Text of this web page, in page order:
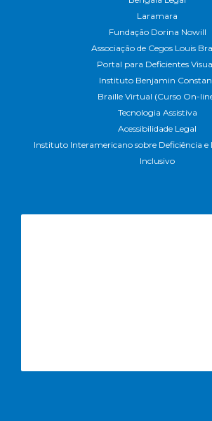
Laramara
Fundação Dorina Nowill
Associação de Cegos Louis
Portal para Deficientes
Instituto Benjamin
Braille Virtual (Curso On-
Tecnologia Assistiva
Acessibilidade Legal
Instituto Interamericano sobre Deficiência
Inclusivo